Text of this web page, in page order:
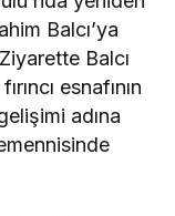
Balcı’ya
Balcı
esnafının
adına